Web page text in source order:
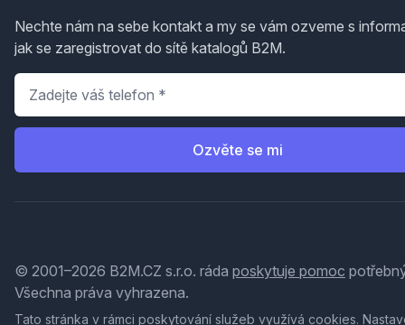
Nechte nám na sebe kontakt a my se vám ozveme s
jak se zaregistrovat do sítě katalogů B2M.
Telefon
Ozvěte se mi
© 2001–2026 B2M.CZ s.r.o. ráda poskytuje pomoc
Všechna práva vyhrazena.
Tato stránka v rámci poskytování služeb využívá cookies.